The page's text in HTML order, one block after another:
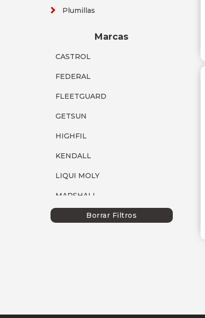
Plumillas
Marcas
CASTROL
FEDERAL
FLEETGUARD
GETSUN
HIGHFIL
KENDALL
LIQUI MOLY
MARSHALL
TOTAL
Borrar Filtros